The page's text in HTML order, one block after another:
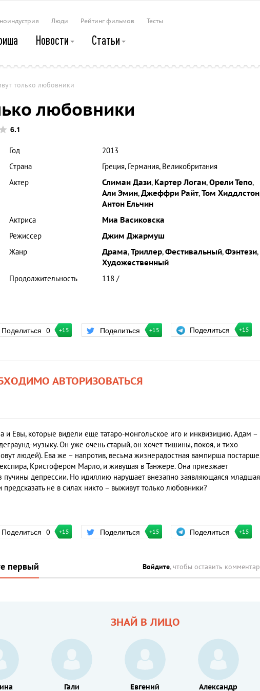
Люди Рейтинг фильмов Тесты
Новости Статьи
только любовники
любовники
6.1
Год
2013
Страна
Греция, Германия, Великобритания
Актер
Слиман Дази, Картер Логан,Орели Тепо,
Али Эмин,Джеффри Райт,Том Хиддлстон,
Антон Ельчин
Актриса
Миа Васиковска
Режиссер
Джим Джармуш
Жанр
Драма,Триллер,Фестивальный,Фэнтези,
Художественный
Продолжительность
118 /
Поделиться 0 +15 Поделиться +15 Поделиться +15
АВТОРИЗОВАТЬСЯ
и Евы, которые видели еще татаро-монгольское иго и инквизицию. Адам –
музыку. Он уже очень старый, он хочет тишины, покоя, и тихо
людей). Ева же – напротив, весьма жизнерадостная вампирша постарше,
Кристофером Марло, и живущая в Танжере. Она приезжает
пучины депрессии. Но идиллию нарушает внезапно заявляющаяся младшая
не в силах никто – выживут только любовники?
Поделиться 0 +15 Поделиться +15 Поделиться +15
первый Войдите, чтобы оставить
ЗНАЙ В ЛИЦО
Гали Евгений Александр